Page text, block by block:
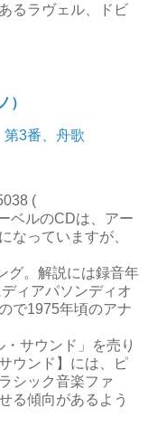
るラヴェル、ドビ
）
第3番、舟歌
(
ベルのCDは、アー
なっていますが、
グ。解説には録音年
ィアパソンディオ
で1975年頃のアナ
サウンド」を売り
ウンド】には、ピ
シック音楽ファ
る傾向があるよう